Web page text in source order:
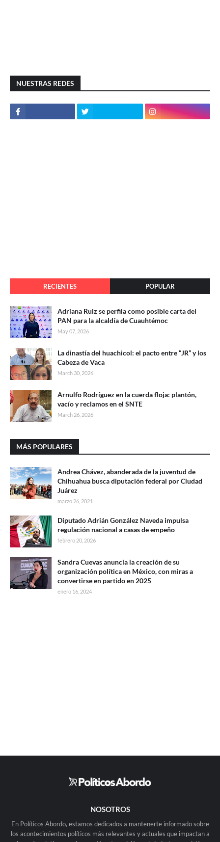
NUESTRAS REDES
RECIENTES POPULAR
Adriana Ruiz se perfila como posible carta del
PAN para la alcaldía de Cuauhtémoc
May 07, 2026
La dinastía del huachicol: el pacto entre “JR” y los
Cabeza de Vaca
March 30, 2026
Arnulfo Rodríguez en la cuerda floja: plantón,
vacío y reclamos en el SNTE
March 26, 2026
MÁS POPULARES
Andrea Chávez, abanderada de la juventud de
Chihuahua busca diputación federal por Ciudad
Juárez
marzo 26, 2021
Diputado Adrián González Naveda impulsa
regulación nacional a casas de empeño
febrero 20, 2026
Sandra Cuevas anuncia la creación de su
organización política en México, con miras a
convertirse en partido en 2025
enero 16, 2024
NOSOTROS
En Políticos Abordo, estamos dedicados a mantenerte informado sobre
los acontecimientos políticos más relevantes y actuales que impactan a